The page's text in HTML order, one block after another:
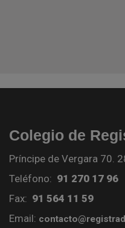
Colegio de
Príncipe de Vergara 70.
Teléfono: 91 270 17 96
Fax: 91 564 11 59
Email: